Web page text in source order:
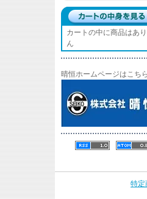
カートの中に商品はあ
ん
晴恒ホームページはこちら
特定